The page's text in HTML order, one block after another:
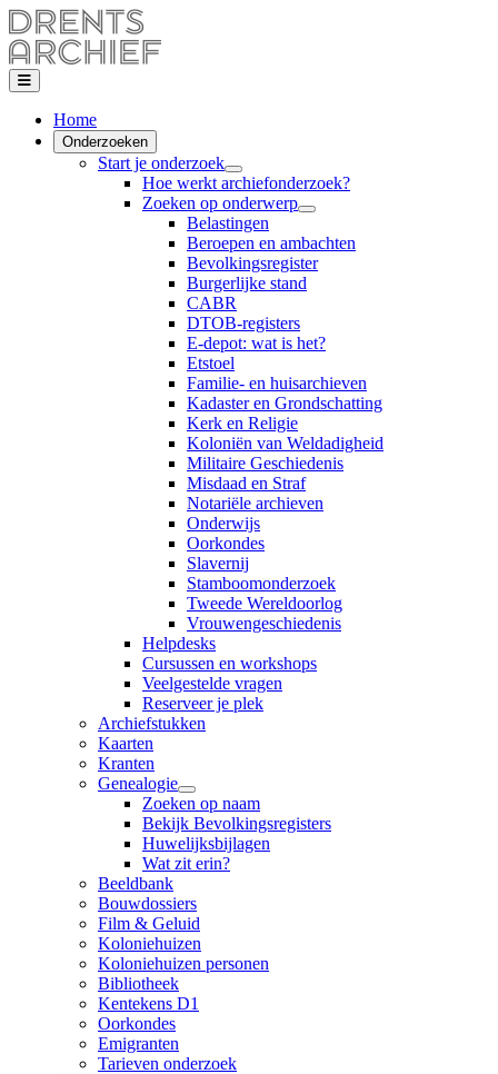
Home
Onderzoeken
Start je onderzoek
Hoe werkt archiefonderzoek?
Zoeken op onderwerp
Belastingen
Beroepen en ambachten
Bevolkingsregister
Burgerlijke stand
CABR
DTOB-registers
E-depot: wat is het?
Etstoel
Familie- en huisarchieven
Kadaster en Grondschatting
Kerk en Religie
Koloniën van Weldadigheid
Militaire Geschiedenis
Misdaad en Straf
Notariële archieven
Onderwijs
Oorkondes
Slavernij
Stamboomonderzoek
Tweede Wereldoorlog
Vrouwengeschiedenis
Helpdesks
Cursussen en workshops
Veelgestelde vragen
Reserveer je plek
Archiefstukken
Kaarten
Kranten
Genealogie
Zoeken op naam
Bekijk Bevolkingsregisters
Huwelijksbijlagen
Wat zit erin?
Beeldbank
Bouwdossiers
Film & Geluid
Koloniehuizen
Koloniehuizen personen
Bibliotheek
Kentekens D1
Oorkondes
Emigranten
Tarieven onderzoek